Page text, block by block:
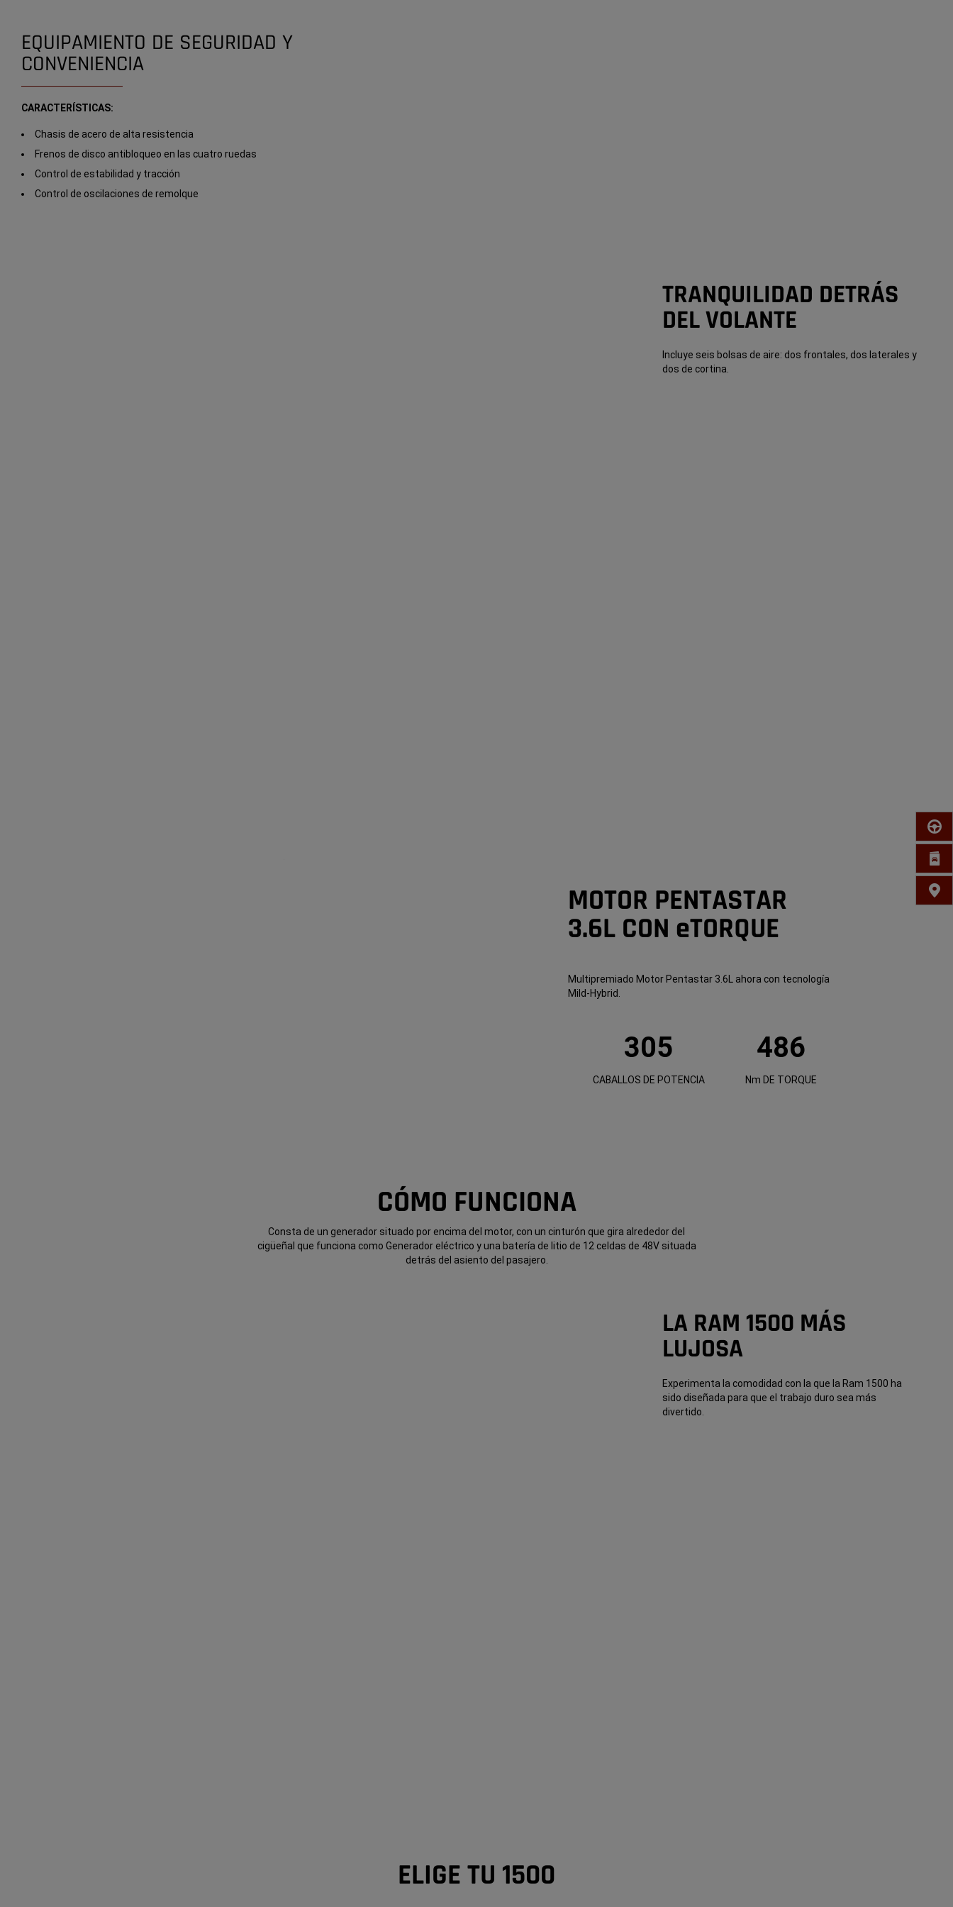
EQUIPAMIENTO DE SEGURIDAD Y
CONVENIENCIA
CARACTERÍSTICAS:
Chasis de acero de alta resistencia
Frenos de disco antibloqueo en las cuatro ruedas
Control de estabilidad y tracción
Control de oscilaciones de remolque
TRANQUILIDAD DETRÁS
DEL VOLANTE
Incluye seis bolsas de aire: dos frontales, dos laterales y
dos de cortina.
MOTOR PENTASTAR
3.6L CON eTORQUE
Multipremiado Motor Pentastar 3.6L ahora con tecnología
Mild-Hybrid.
305 486
CABALLOS DE POTENCIA Nm DE TORQUE
CÓMO FUNCIONA
Consta de un generador situado por encima del motor, con un cinturón que gira alrededor del
cigüeñal que funciona como Generador eléctrico y una batería de litio de 12 celdas de 48V situada
detrás del asiento del pasajero.
LA RAM 1500 MÁS
LUJOSA
Experimenta la comodidad con la que la Ram 1500 ha
sido diseñada para que el trabajo duro sea más
divertido.
ELIGE TU 1500